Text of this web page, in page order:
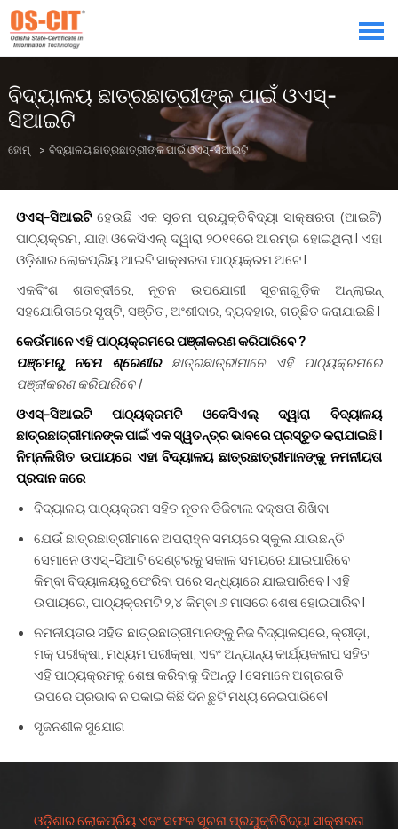
ବିଦ୍ୟାଳୟ ଛାତ୍ରଛାତ୍ରୀଙ୍କ ପାଇଁ ଓଏସ୍-
ସିଆଇଟି
ହୋମ୍ > ବିଦ୍ୟାଳୟ ଛାତ୍ରଛାତ୍ରୀଙ୍କ ପାଇଁ ଓଏସ୍-ସିଆଇଟି
ଓଏସ୍-ସିଆଇଟିହେଉଛି ଏକ ସୂଚନା ପ୍ରଯୁକ୍ତିବିଦ୍ୟା ସାକ୍ଷରତା (ଆଇଟି)
ପାଠ୍ୟକ୍ରମ, ଯାହା ଓକେସିଏଲ୍ ଦ୍ୱାରା ୨୦୧୧ରେ ଆରମ୍ଭ ହୋଇଥିଲା I ଏହା
ଓଡ଼ିଶାର ଲୋକପ୍ରିୟ ଆଇଟି ସାକ୍ଷରତା ପାଠ୍ୟକ୍ରମ ଅଟେ I
ଏକବିଂଶ ଶତାବ୍ଦୀରେ, ନୂତନ ଉପଯୋଗୀ ସୂଚନାଗୁଡ଼ିକ ଅନ୍᠎᠎᠎ଲାଇନ୍
ସହଯୋଗିତାରେ ସୃଷ୍ଟି, ସଞ୍ଚିତ, ଅଂଶୀଦାର, ବ୍ୟବହାର, ଗଚ୍ଛିତ କରାଯାଇଛି I
କେଉଁମାନେ ଏହି ପାଠ୍ୟକ୍ରମରେ ପଞ୍ଜୀକରଣ କରିପାରିବେ ?
ପଞ୍ଚମରୁ ନବମ ଶ୍ରେଣୀର ଛାତ୍ରଛାତ୍ରୀମାନେ ଏହି ପାଠ୍ୟକ୍ରମରେ
ପଞ୍ଜୀକରଣ କରିପାରିବେ I
ଓଏସ୍-ସିଆଇଟି ପାଠ୍ୟକ୍ରମଟି ଓକେସିଏଲ୍ ଦ୍ୱାରା ବିଦ୍ୟାଳୟ
ଛାତ୍ରଛାତ୍ରୀମାନଙ୍କ ପାଇଁ ଏକ ସ୍ୱତନ୍ତ୍ର ଭାବରେ ପ୍ରସ୍ତୁତ କରାଯାଇଛି I
ନିମ୍ନଲିଖିତ ଉପାୟରେ ଏହା ବିଦ୍ୟାଳୟ ଛାତ୍ରଛାତ୍ରୀମାନଙ୍କୁ ନମନୀୟତା
ପ୍ରଦାନ କରେ
ବିଦ୍ୟାଳୟ ପାଠ୍ୟକ୍ରମ ସହିତ ନୂତନ ଡିଜିଟାଲ ଦକ୍ଷତା ଶିଖିବା
ଯେଉଁ ଛାତ୍ରଛାତ୍ରୀମାନେ ଅପରାହ୍ନ ସମୟରେ ସ୍କୁଲ ଯାଉଛନ୍ତି
ସେମାନେ ଓଏସ୍-ସିଆଟି ସେଣ୍ଟରକୁ ସକାଳ ସମୟରେ ଯାଇପାରିବେ
କିମ୍ବା ବିଦ୍ୟାଳୟରୁ ଫେରିବା ପରେ ସନ୍ଧ୍ୟାରେ ଯାଇପାରିବେ I ଏହି
ଉପାୟରେ, ପାଠ୍ୟକ୍ରମଟି ୨,୪ କିମ୍ବା ୬ ମାସରେ ଶେଷ ହୋଇପାରିବ I
ନମନୀୟତାର ସହିତ ଛାତ୍ରଛାତ୍ରୀମାନଙ୍କୁ ନିଜ ବିଦ୍ୟାଳୟରେ, କ୍ରୀଡ଼ା,
ମକ୍ ପରୀକ୍ଷା, ମଧ୍ୟମ ପରୀକ୍ଷା, ଏବଂ ଅନ୍ୟାନ୍ୟ କାର୍ଯ୍ୟକଳାପ ସହିତ
ଏହି ପାଠ୍ୟକ୍ରମକୁ ଶେଷ କରିବାକୁ ଦିଅନ୍ତୁ I ସେମାନେ ଅଗ୍ରଗତି
ଉପରେ ପ୍ରଭାବ ନ ପକାଇ କିଛି ଦିନ ଛୁଟି ମଧ୍ୟ ନେଇପାରିବେI
ସୃଜନଶୀଳ ସୁଯୋଗ
ଓଡ଼ିଶାର ଲୋକପ୍ରିୟ ଏବଂ ସଫଳ ସୂଚନା ପ୍ରଯୁକ୍ତିବିଦ୍ୟା ସାକ୍ଷରତା